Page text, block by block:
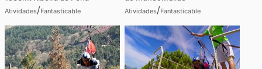
Atividades/Fantasticable Atividades/Fantasticable